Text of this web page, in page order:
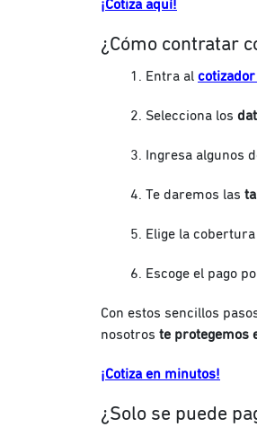
¡Cotiza aquí!
¿Cómo contratar
Entra al
Selecciona los
Ingresa algunos
Te daremos las
Elige la
Escoge el pago
Con estos sencillos
nosotros te protegemos
¡Cotiza en minutos!
¿Solo se puede